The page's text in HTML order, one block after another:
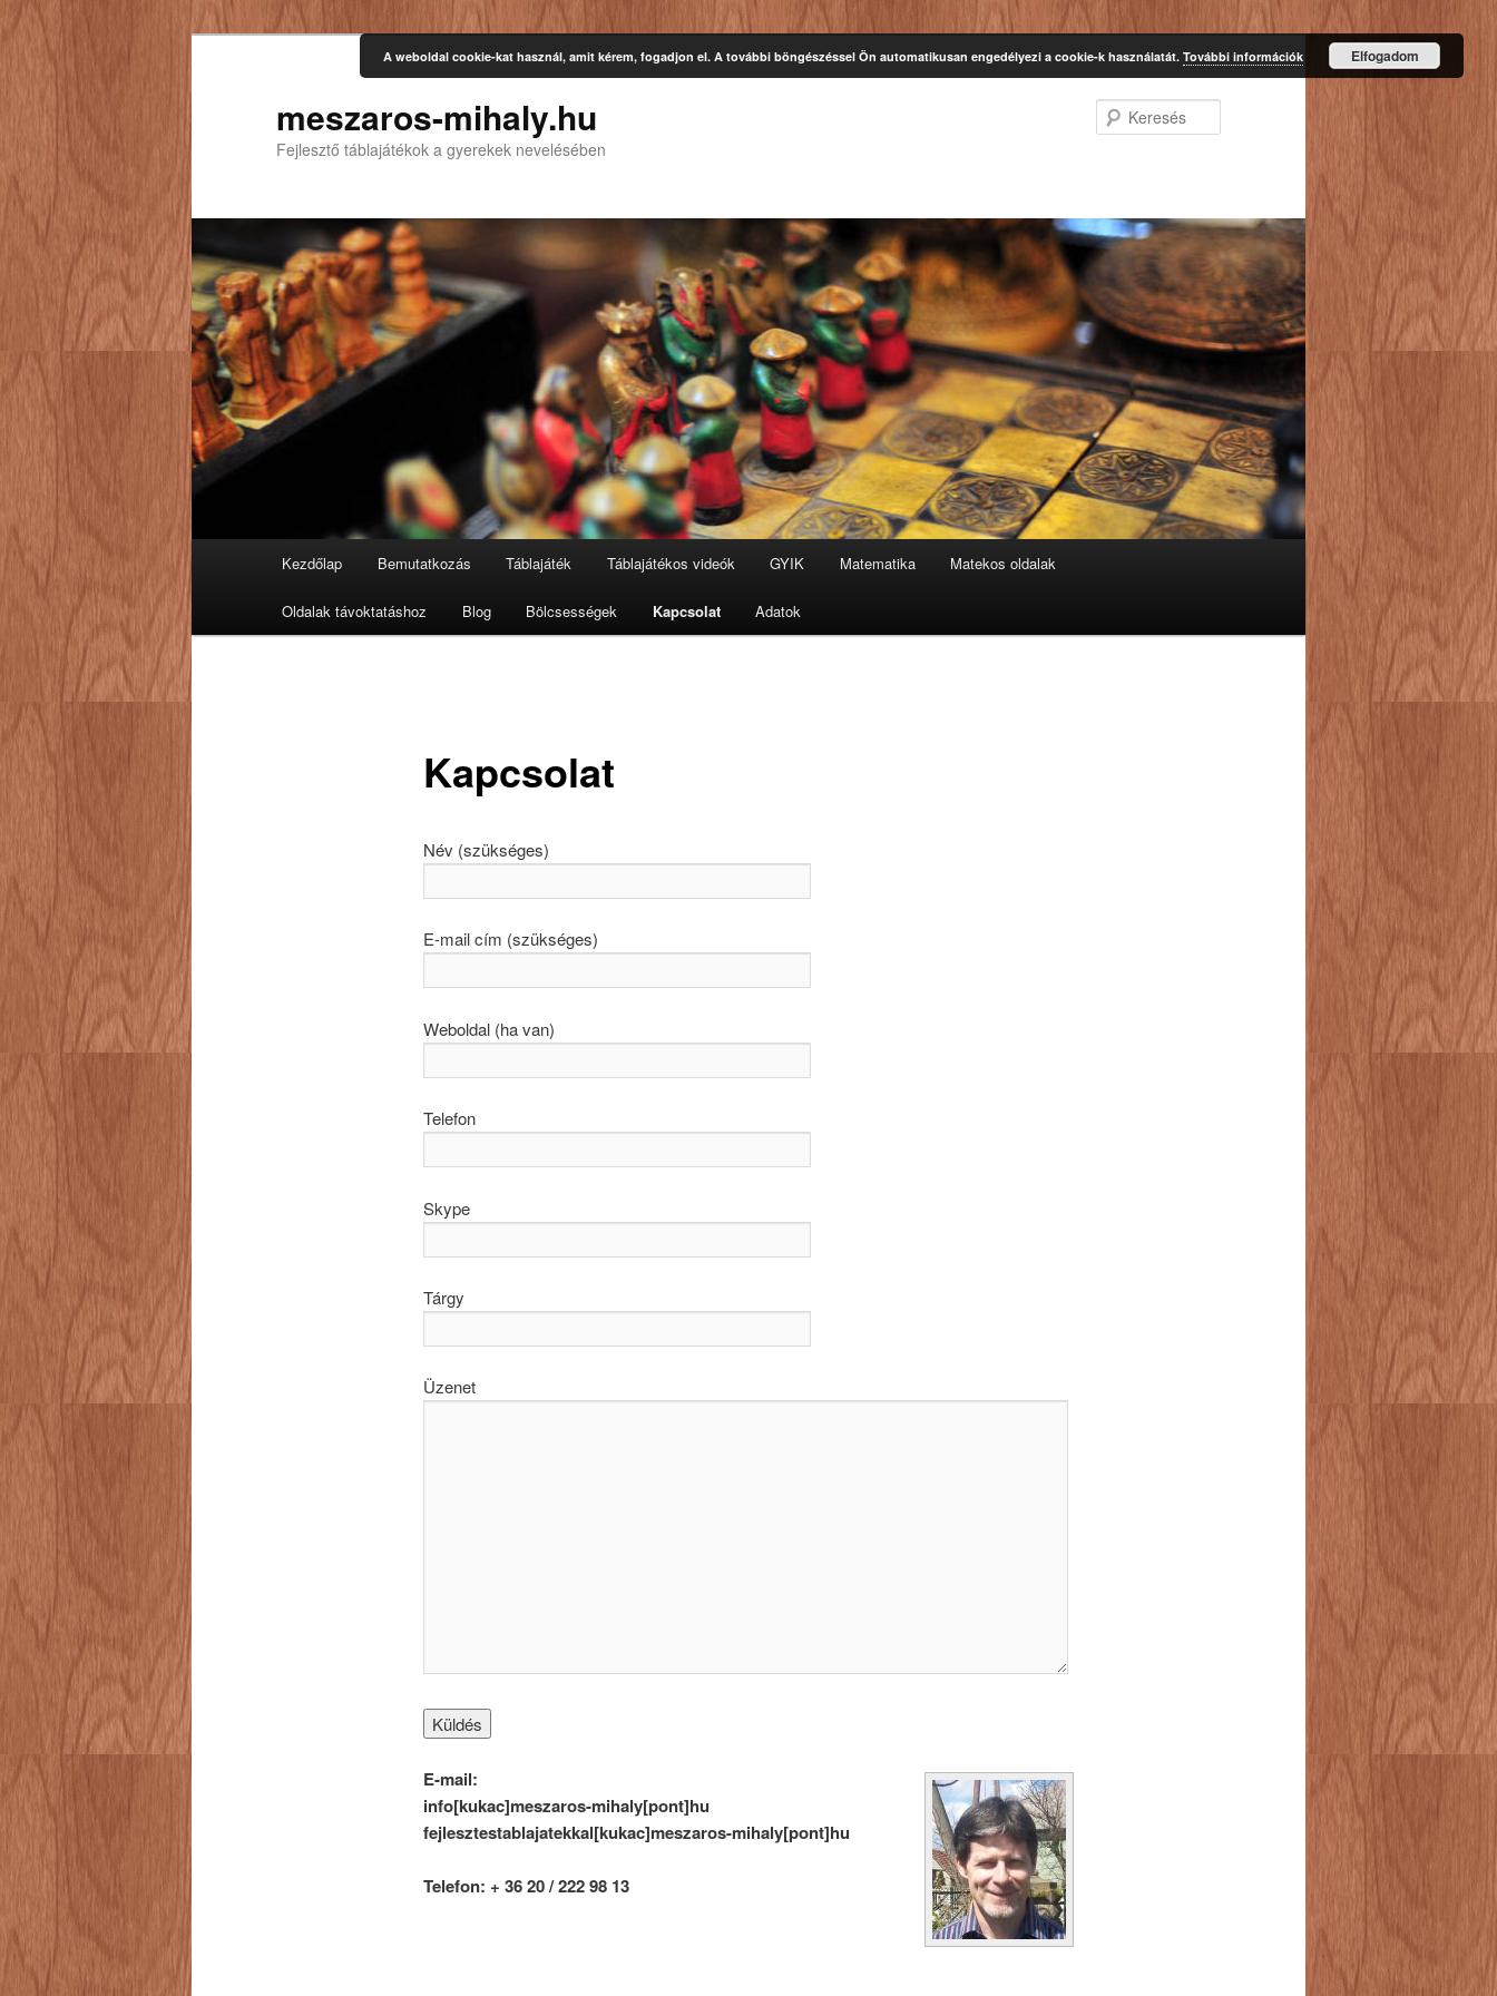
meszaros-mihaly.hu
Fejlesztő táblajátékok a gyerekek nevelésében
Tovább
az
Kezdőlap Bemutatkozás Táblajáték Táblajátékos videók GYIK Matematika Matekos oldalak
Oldalak távoktatáshoz Blog Bölcsességek Kapcsolat Adatok
Kapcsolat
Név (szükséges)
E-mail cím (szükséges)
Weboldal (ha van)
Telefon
Skype
Tárgy
Üzenet
E-mail:
info[kukac]meszaros-mihaly[pont]hu
fejlesztestablajatekkal[kukac]meszaros-mihaly[pont]hu
Telefon: + 36 20 / 222 98 13
A weboldal cookie-kat használ, amit kérem, fogadjon el. A további böngészéssel Ön automatikusan engedélyezi a cookie-k használatát. További információk Elfogadom